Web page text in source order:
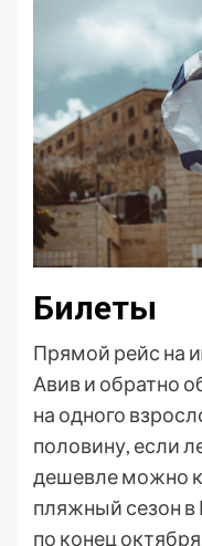
Билеты
Прямой рейс на
Авив и обратно
на одного
половину, если
дешевле можно
пляжный сезон в
по конец